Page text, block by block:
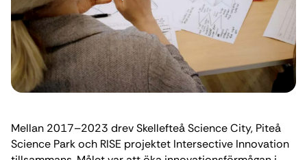
Mellan 2017–2023 drev Skellefteå Science City, Piteå
Science Park och RISE projektet Intersective Innovation